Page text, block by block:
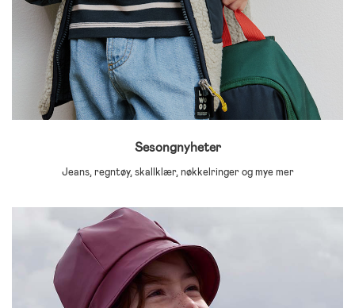
Sesongnyheter
Jeans, regntøy, skallklær, nøkkelringer og mye mer